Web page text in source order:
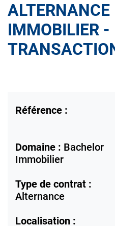
ALTERNANCE
IMMOBILIER -
Référence :
Domaine : Bachelor
Immobilier
Type de contrat :
Alternance
Localisation :